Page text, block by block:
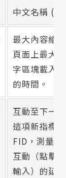
中文名稱 (說
最大內容繪
頁面上最大
字區塊載入
的時間。
互動至下一
這項新指標
FID，測量
互動（點擊
輸入）的延